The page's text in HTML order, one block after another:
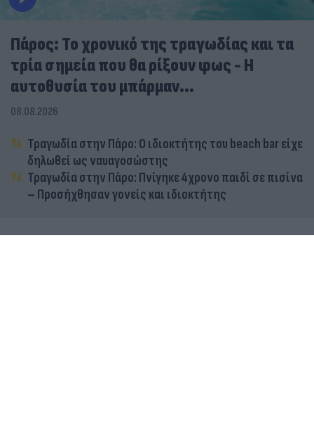
Πάρος: Το χρονικό της τραγωδίας και τα
τρία σημεία που θα ρίξουν φως - Η
αυτοθυσία του μπάρμαν...
08.08.2026
Τραγωδία στην Πάρο: Ο ιδιοκτήτης του beach bar είχε
δηλωθεί ως ναυαγοσώστης
Τραγωδία στην Πάρο: Πνίγηκε 4χρονο παιδί σε πισίνα
– Προσήχθησαν γονείς και ιδιοκτήτης